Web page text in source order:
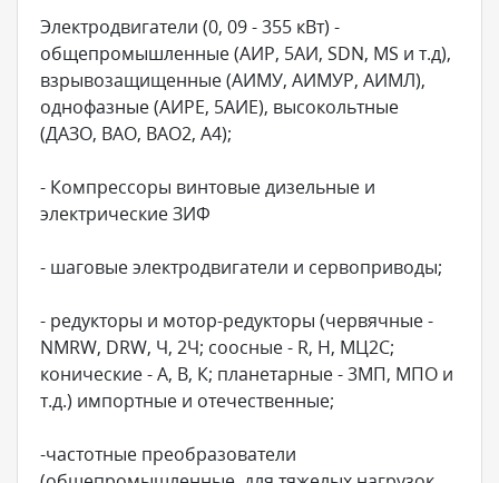
Электродвигатели (0, 09 - 355 кВт) -
общепромышленные (АИР, 5АИ, SDN, MS и т.д),
взрывозащищенные (АИМУ, АИМУР, АИМЛ),
однофазные (АИРЕ, 5АИЕ), высокольтные
(ДАЗО, ВАО, ВАО2, А4);
- Компрессоры винтовые дизельные и
электрические ЗИФ
- шаговые электродвигатели и сервоприводы;
- редукторы и мотор-редукторы (червячные -
NMRW, DRW, Ч, 2Ч; соосные - R, H, МЦ2С;
конические - А, В, К; планетарные - 3МП, МПО и
т.д.) импортные и отечественные;
-частотные преобразователи